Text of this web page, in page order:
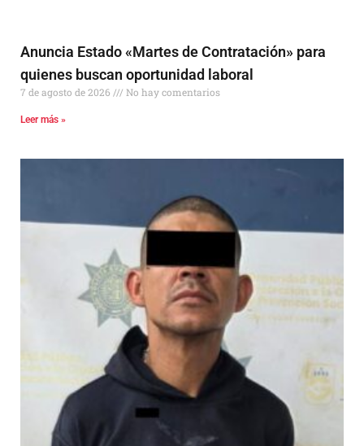
Anuncia Estado «Martes de Contratación» para
quienes buscan oportunidad laboral
7 de agosto de 2026 No hay comentarios
Leer más »